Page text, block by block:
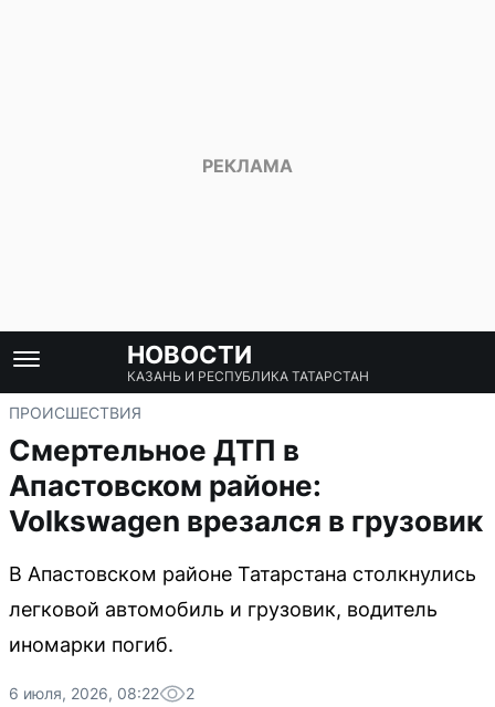
НОВОСТИ
КАЗАНЬ И РЕСПУБЛИКА ТАТАРСТАН
ПРОИСШЕСТВИЯ
Смертельное ДТП в
Апастовском районе:
Volkswagen врезался в грузовик
В Апастовском районе Татарстана столкнулись
легковой автомобиль и грузовик, водитель
иномарки погиб.
6 июля, 2026, 08:22 2